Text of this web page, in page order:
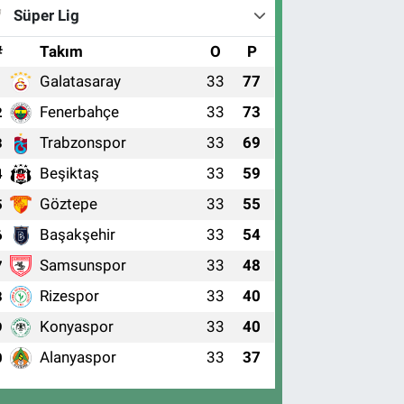
Süper Lig
Takım O P
Galatasaray 33 77
Fenerbahçe 33 73
Trabzonspor 33 69
Beşiktaş 33 59
Göztepe 33 55
Başakşehir 33 54
Samsunspor 33 48
Rizespor 33 40
Konyaspor 33 40
Alanyaspor 33 37